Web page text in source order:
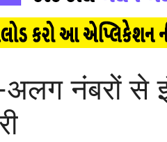
नंबरों से